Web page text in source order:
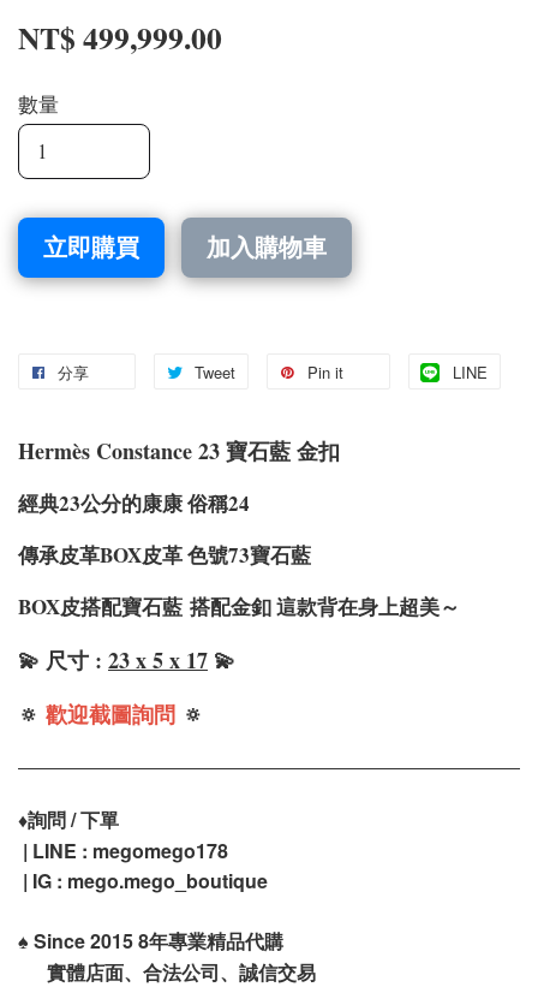
NT$ 499,999.00
數量
立即購買 加入購物車
分享 Tweet Pin it LINE
Hermès Constance 23 寶石藍 金扣
經典23公分的康康 俗稱24
傳承皮革BOX皮革 色號73寶石藍
BOX皮搭配寶石藍 搭配金釦 這款背在身上超美～
💫 尺寸 : 23 x 5 x 17 💫
🔅 歡迎截圖詢問 🔅
♦️詢問 / 下單
| LINE : megomego178
| IG : mego.mego_boutique
♠️ Since 2015 8年專業精品代購
實體店面、合法公司、誠信交易